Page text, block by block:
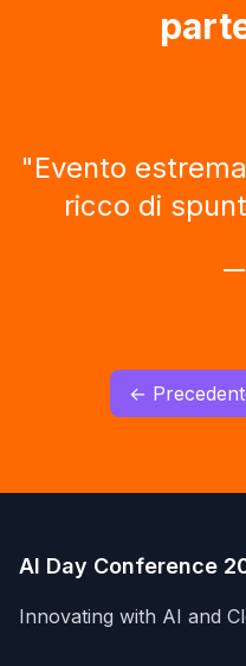
"Evento
ricco di
—
←
AI Day Conference
Innovating with AI and